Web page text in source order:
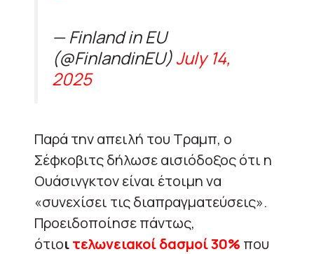
— Finland in EU
(@FinlandinEU)July 14,
2025
Παρά την απειλή του Τραμπ, ο
Σέφκοβιτς δήλωσε αισιόδοξος ότι η
Ουάσινγκτον είναι έτοιμη να
«συνεχίσει τις διαπραγματεύσεις».
Προειδοποίησε πάντως,
ότιοιτελωνειακοί δασμοί 30% που